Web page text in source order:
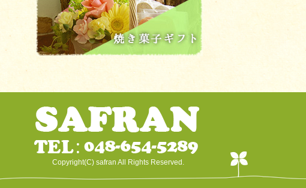
Copyright(C) safran All Rights Reserved.